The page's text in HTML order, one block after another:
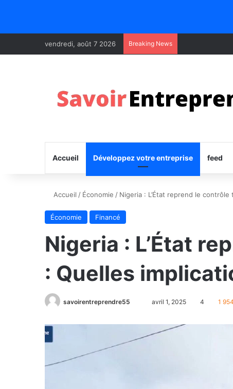
vendredi, août 7 2026 Breaking News
Accueil Développez votre entreprise feed
Accueil / Économie / Nigeria : L’État reprend le
Économie Financé
Nigeria : L’État
: Quelles
savoirentreprendre55 avril 1, 2025 4 1 954